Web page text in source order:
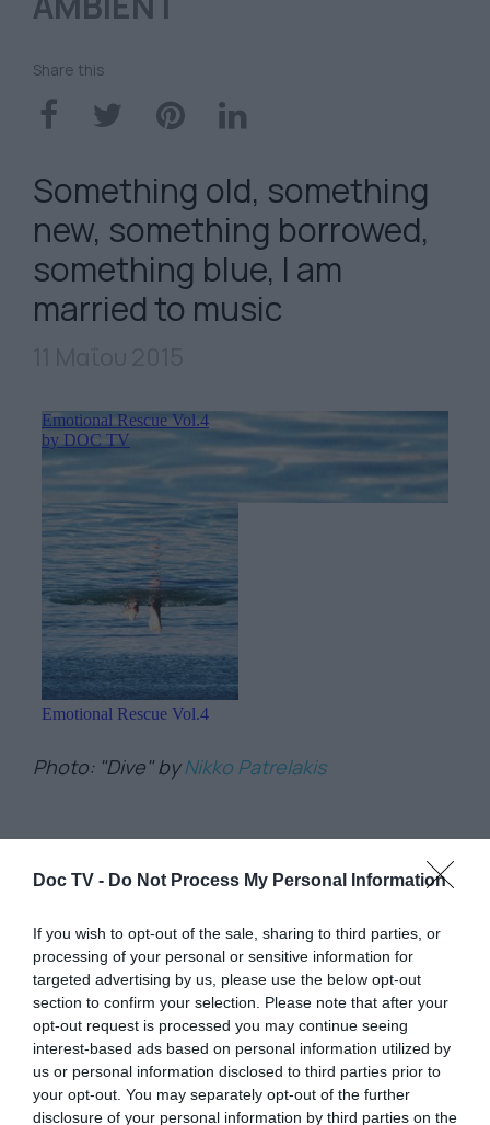
Doc TV - Do Not Process My Personal Information
If you wish to opt-out of the sale, sharing to third parties, or
processing of your personal or sensitive information for
targeted advertising by us, please use the below opt-out
section to confirm your selection. Please note that after your
opt-out request is processed you may continue seeing
interest-based ads based on personal information utilized by
us or personal information disclosed to third parties prior to
your opt-out. You may separately opt-out of the further
disclosure of your personal information by third parties on the
Share this
Something old, something
new, something borrowed,
something blue, I am
married to music
Photo: "Dive" byNikko Patrelakis